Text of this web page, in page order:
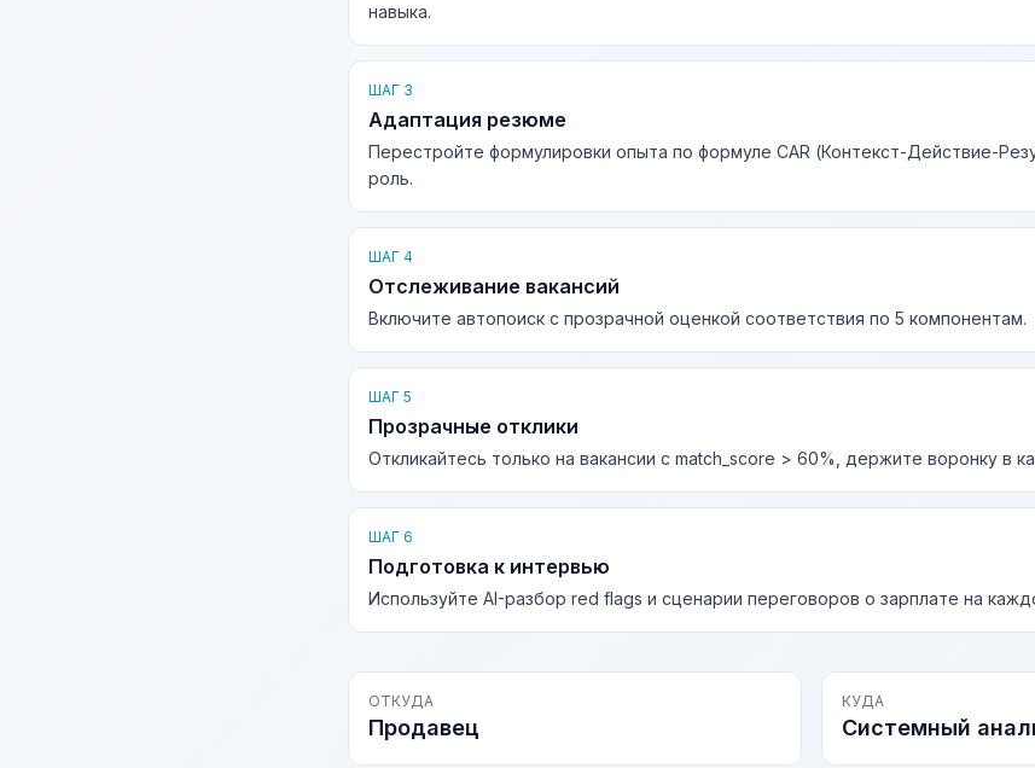
навыка.
ШАГ 3
Адаптация резюме
Перестройте формулировки опыта по формуле CAR (Контекст-Действие-
роль.
ШАГ 4
Отслеживание вакансий
Включите автопоиск с прозрачной оценкой соответствия по 5 компонентам.
ШАГ 5
Прозрачные отклики
Откликайтесь только на вакансии с match_score > 60%, держите воронку в
ШАГ 6
Подготовка к интервью
Используйте AI-разбор red flags и сценарии переговоров о зарплате на
ОТКУДА
Продавец
КУДА
Системный